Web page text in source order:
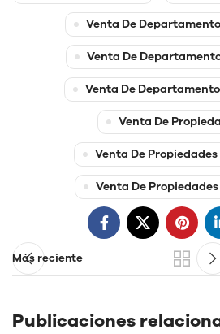
Venta De
Venta De
Venta De
Venta De
Venta De Propiedades
Venta De Propiedades
Más reciente
Publicaciones